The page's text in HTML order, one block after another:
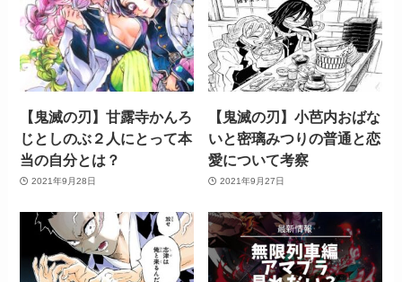
【鬼滅の刃】甘露寺かんろ
じとしのぶ２人にとって本
当の自分とは？
2021年9月28日
【鬼滅の刃】小芭内おばな
いと密璃みつりの普通と恋
愛について考察
2021年9月27日